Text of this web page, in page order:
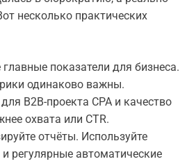
несколько практических
показатели для бизнеса.
одинаково важны.
B2B-проекта CPA и качество
охвата или CTR.
отчёты. Используйте
регулярные автоматические